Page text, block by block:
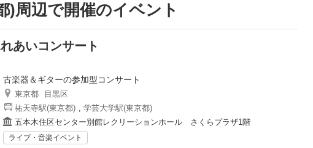
)周辺で開催のイベント
あいコンサート
古楽器＆ギターの参加型コンサート
東京都
目黒区
祐天寺駅(東京都) , 学芸大学駅(東京都)
五本木住区センター別館レクリーションホール さくらプラザ1階
ライブ・音楽イベント